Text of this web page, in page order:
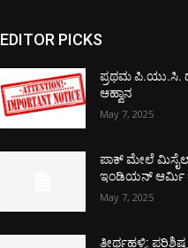
EDITOR PICKS
ಪ್ರಥಮ ಪಿ.ಯು.ಸಿ.
ಆಹ್ವಾನ
May 7, 2025
ಪಾಕ್​ ಮೇಲೆ
ಇಂಡಿಯನ್ ಆರ್ಮಿ
May 7, 2025
ತೀರ್ಥಹಳ್ಳಿ: